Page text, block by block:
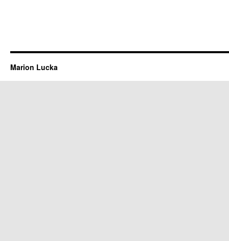
Marion Lucka